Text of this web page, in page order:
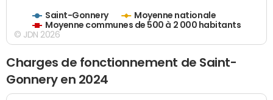
Saint-Gonnery
Moyenne nationale
Moyenne communes de 500 à 2 000 habitants
© JDN 2026
Charges de fonctionnement de Saint-
Gonnery en 2024